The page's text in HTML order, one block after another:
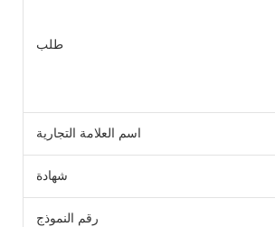
طلب
اسم العلامة التجارية
شهادة
رقم النموذج